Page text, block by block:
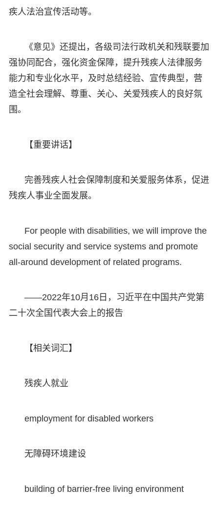
疾人法治宣传活动等。
《意见》还提出，各级司法行政机关和残联要加
强协同配合，强化资金保障，提升残疾人法律服务
能力和专业化水平，及时总结经验、宣传典型，营
造全社会理解、尊重、关心、关爱残疾人的良好氛
围。
【重要讲话】
完善残疾人社会保障制度和关爱服务体系，促进
残疾人事业全面发展。
For people with disabilities, we will improve the
social security and service systems and promote
all-around development of related programs.
——2022年10月16日，习近平在中国共产党第
二十次全国代表大会上的报告
【相关词汇】
残疾人就业
employment for disabled workers
无障碍环境建设
building of barrier-free living environment